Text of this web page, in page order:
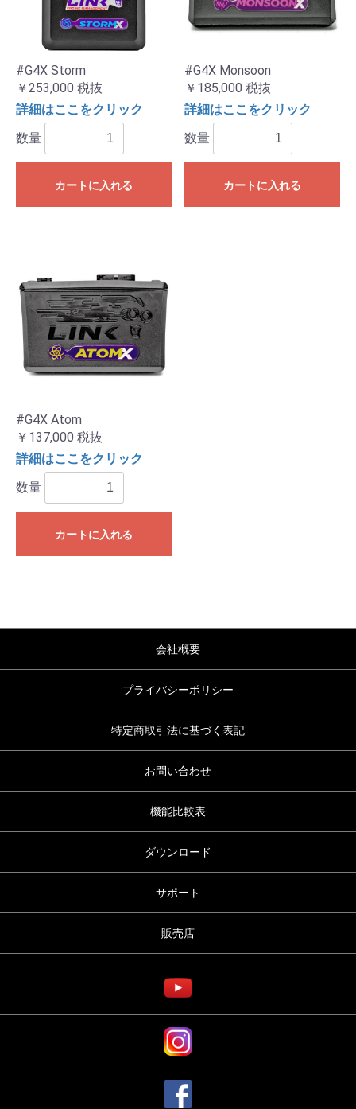
#G4X Storm
￥253,000 税抜
詳細はここをクリック
数量
カートに入れる
#G4X Monsoon
￥185,000 税抜
詳細はここをクリック
数量
カートに入れる
#G4X Atom
￥137,000 税抜
詳細はここをクリック
数量
カートに入れる
会社概要
プライバシーポリシー
特定商取引法に基づく表記
お問い合わせ
機能比較表
ダウンロード
サポート
販売店